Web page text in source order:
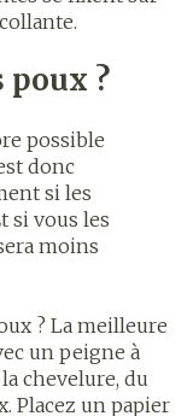
poux ?
possible
donc
si les
si vous les
moins
? La meilleure
un peigne à
chevelure, du
Placez un papier